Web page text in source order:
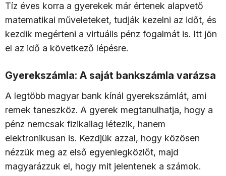
Tíz éves korra a gyerekek már értenek alapvető
matematikai műveleteket, tudják kezelni az időt, és
kezdik megérteni a virtuális pénz fogalmát is. Itt jön
el az idő a következő lépésre.
Gyerekszámla: A saját bankszámla varázsa
A legtöbb magyar bank kínál gyerekszámlát, ami
remek taneszköz. A gyerek megtanulhatja, hogy a
pénz nemcsak fizikailag létezik, hanem
elektronikusan is. Kezdjük azzal, hogy közösen
nézzük meg az első egyenlegközlőt, majd
magyarázzuk el, hogy mit jelentenek a számok.